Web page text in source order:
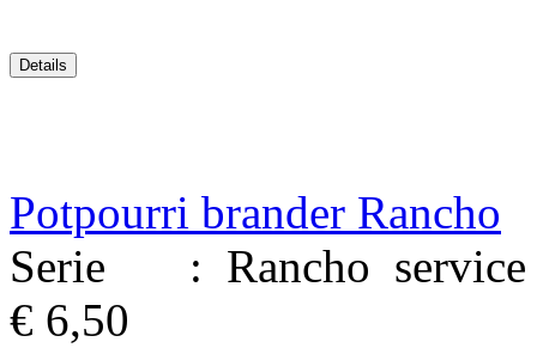
Potpourri brander Rancho
Serie : Rancho service
€ 6,50